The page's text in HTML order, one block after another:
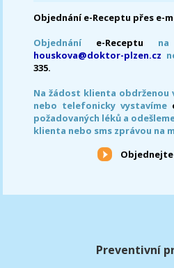
Objednání e-Receptu přes e-
Objednání e-Receptu na
houskova@doktor-plzen.cz
335.
Na žádost klienta
nebo telefonicky vystavíme
požadovaných léků a
klienta nebo sms zprávou na
Objednejte
Preventivní